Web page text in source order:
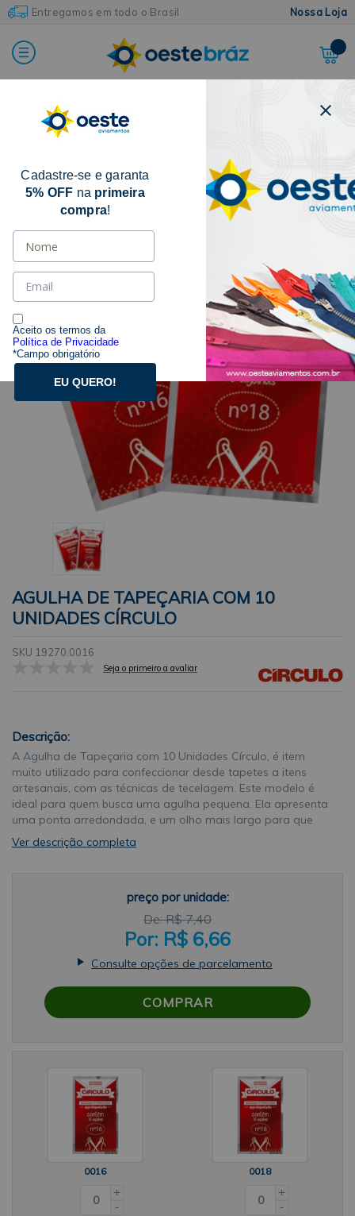
Entregamos em todo o Brasil Nossa Loja
Home Agulhas Agulhas de Mão
AGULHA DE TAPEÇARIA COM 10
UNIDADES CÍRCULO
SKU 19270.0016
Seja o primeiro a avaliar
Descrição:
A Agulha de Tapeçaria com 10 Unidades Círculo, é item
muito utilizado para confeccionar desde tapetes a itens
artesanais, com as técnicas de tecelagem. Este modelo é
ideal para quem busca uma agulha pequena. Ela apresenta
uma ponta arredondada, e um olho mais largo para que
até mesmo os fios mais grossos possam passar com
facilidadeSobre a marcaA Círculo foi fundada em 1938, pelo
Círculo já é uma das maiores indústrias têxteis do Brasil.
Desde então, a empresa conquista o país por meio de
produtos de qualidade, fabricados de acordo com as
tendências de mercado. A Círculo busca, a cada
lançamento, inovação e modernidade através de cores e
cuidado com matérias primas de qualidadeAplicaçãoEssa
agulha é muito utilizada para entrelaçar fios grossos em
que muitas vezes dão origem a tapetes, toalhas, cortinas e
alguns outros tipos de peças artesanaisEste produto
normalmente é utilizado comMuito utilizado com linhas e
fios para tapeçaria, colas multiuso, tesouras multiuso ou de
arremate, viés e fitas de cetim, bordados ingleses e muitos
outros produtos e acessórios de corte e costuraConteúdo
da embalagem1 Pack de Agulha de Tapeçaria com 10
técnicosMarca: CírculoModelo: Agulha de
Ver descrição completa
preço por unidade:
R$ 7,40
R$ 6,66
Consulte opções de parcelamento
COMPRAR
0016
+
-
0018
+
-
Cadastre-se e garanta
5% OFF na primeira
compra!
Aceito os termos da
Política de Privacidade
*Campo obrigatório
EU QUERO!